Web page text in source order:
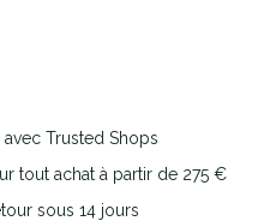
Trusted Shops
tout achat à partir de 275 €
sous 14 jours